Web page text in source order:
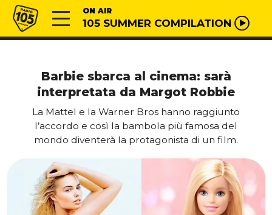
Vai al contenuto
Radio 105 ON AIR
105 SUMMER COMPILATION
Barbie sbarca al cinema: sarà
interpretata da Margot Robbie
La Mattel e la Warner Bros hanno raggiunto
l’accordo e così la bambola più famosa del
mondo diventerà la protagonista di un film.